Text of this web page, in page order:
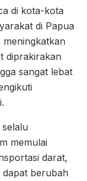
di kota-kota
di Papua
diprakirakan
sangat lebat
memulai
darat,
berubah